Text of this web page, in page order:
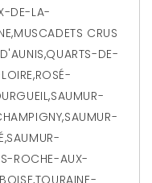
DE-LA-
,MUSCADETS CRUS
,QUARTS-DE-
,ROSÉ-
,SAUMUR-
,SAUMUR-
,SAUMUR-
ROCHE-AUX-
,TOURAINE-